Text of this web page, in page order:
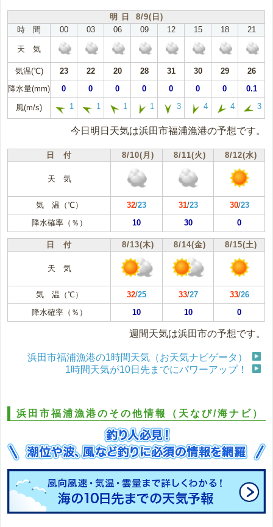
明 日 8/9(日)
時 間
00 03 06 09 12 15 18 21
天 気
気温(℃) 23 22 20 28 31 30 29
26
降水量(mm)
0 0 0 0 0 0 0 0.1
風(m/s) 1 1 1 1 3 4 4 3
今日明日天気は浜田市福浦漁港の予想です。
日 付 8/10(月) 8/11(火) 8/12(水)
天 気
気 温（℃） 32/23 31/23 30/23
降水確率（％）
10 30 0
日 付 8/13(木) 8/14(金) 8/15(土)
天 気
気 温（℃） 32/25 33/27 33/26
降水確率（％）
10 10 0
週間天気は浜田市の予想です。
浜田市福浦漁港の1時間天気（お天気ナビゲータ）
1時間天気が10日先までにパワーアップ！
浜田市福浦漁港のその他情報（天なび/海ナビ）